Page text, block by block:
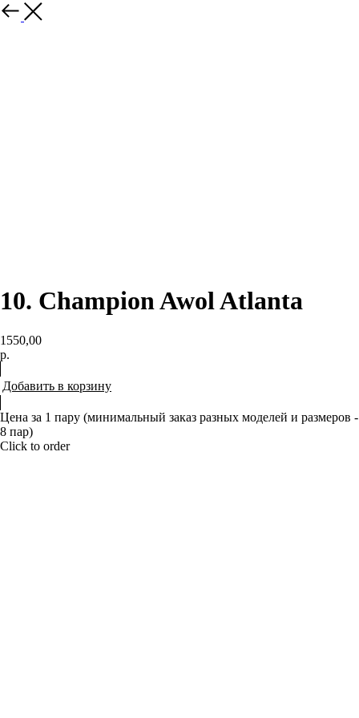
назад
10. Champion Awol Atlanta
1550,00
р.
Добавить в корзину
Цена за 1 пару (минимальный заказ разных моделей и размеров -
8 пар)
Click to order